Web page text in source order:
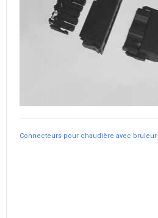
Connecteurs pour chaudière avec